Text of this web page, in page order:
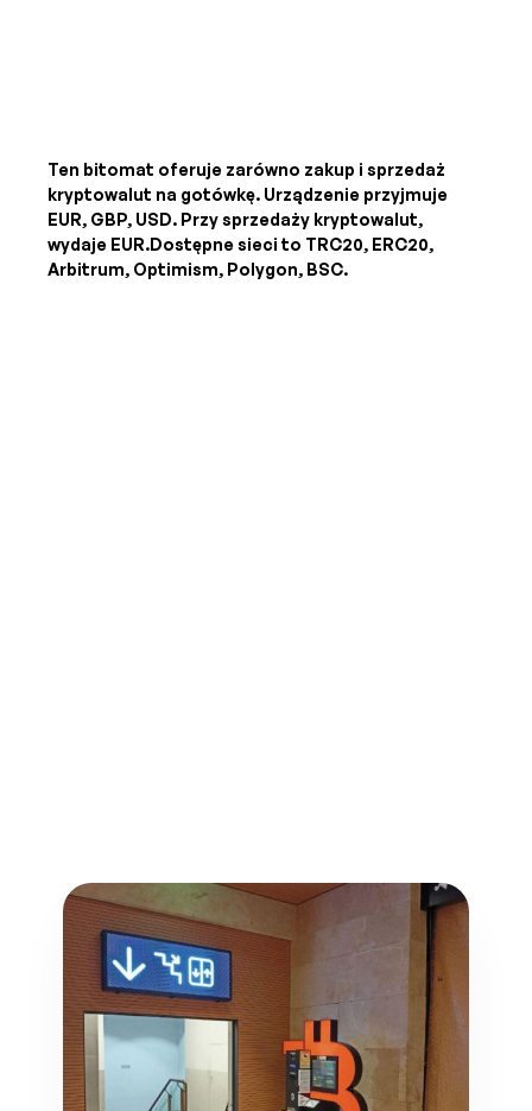
Ten bitomat oferuje zarówno zakup i sprzedaż
kryptowalut na gotówkę. Urządzenie przyjmuje
EUR, GBP, USD. Przy sprzedaży kryptowalut,
wydaje EUR.Dostępne sieci to TRC20, ERC20,
Arbitrum, Optimism, Polygon, BSC.